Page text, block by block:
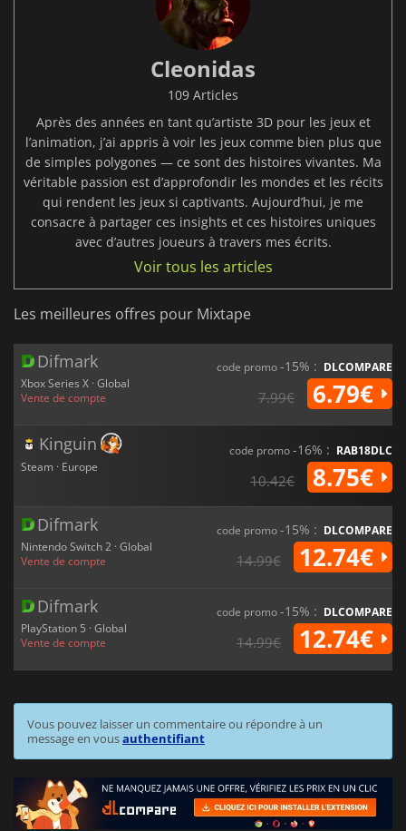
Cleonidas
109 Articles
Après des années en tant qu’artiste 3D pour les jeux et
l’animation, j’ai appris à voir les jeux comme bien plus que
de simples polygones — ce sont des histoires vivantes. Ma
véritable passion est d’approfondir les mondes et les récits
qui rendent les jeux si captivants. Aujourd’hui, je me
consacre à partager ces insights et ces histoires uniques
avec d’autres joueurs à travers mes écrits.
Voir tous les articles
Les meilleures offres pour Mixtape
Difmark
Xbox Series X · Global
Vente de compte
code promo-15% : DLCOMPARE
7.99€ 6.79€
Kinguin
Steam · Europe
code promo-16% : RAB18DLC
10.42€ 8.75€
Difmark
Nintendo Switch 2 · Global
Vente de compte
code promo-15% : DLCOMPARE
14.99€ 12.74€
Difmark
PlayStation 5 · Global
Vente de compte
code promo-15% : DLCOMPARE
14.99€ 12.74€
Vous pouvez laisser un commentaire ou répondre à un
message en vousauthentifiant